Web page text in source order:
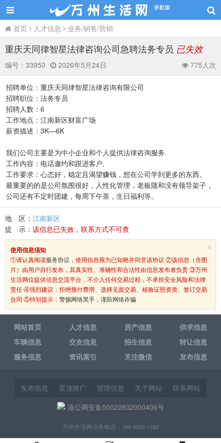
首页 人才信息 业务/销售/营销
重庆天同律智星法律咨询公司急聘法务专员 已失效
编号： 33950 2026年5月24日 775人次
招聘单位：重庆天同律智星法律咨询有限公司
招聘职位：法务专员
招聘人数：6
工作地点：江南新区财富广场
薪资描述：3K—6K
我们公司主要是为中小企业和个人提供法律咨询服务.
工作内容：电话邀约和跟进客户.
工作要求：心态好，稳定且渴望赚钱，想在公司学到更多的东西。
最重要的的是公司氛围很好，人性化管理，老板随和没有领导架子，
公司还有不定时团建，每周下午茶，生日福利等。
地 区： 江南新区
提 示： 该信息已失效，联系方式不可查
×
使用信息须知
①请认真阅读服务协议 ，使用信息视为已知晓并同意该协议 ②该信息（含图
片）由用户自行发布，其真实性、准确性和合法性由信息发布者负责 ③万州
生活网仅提供信息交流平台，不介入任何交易过程，不承担安全风险和法律
责任 ④强烈建议：拒绝预付费用、选择见面交易、核验证照资质、签订交易
合同 ⑤特别提示： 警惕网络黑手，谨防网络诈骗
网站首页 人才信息 房产信息
供求信息
车辆信息
交友信息 招生信息
转让信息
服务信息
资讯索引 关注微信 发布信息
发布信息 置顶推广 管理信息 关于网站
联系网站
渝公网安备50022802000406号
万州生活网业务电话：189-8353-1163